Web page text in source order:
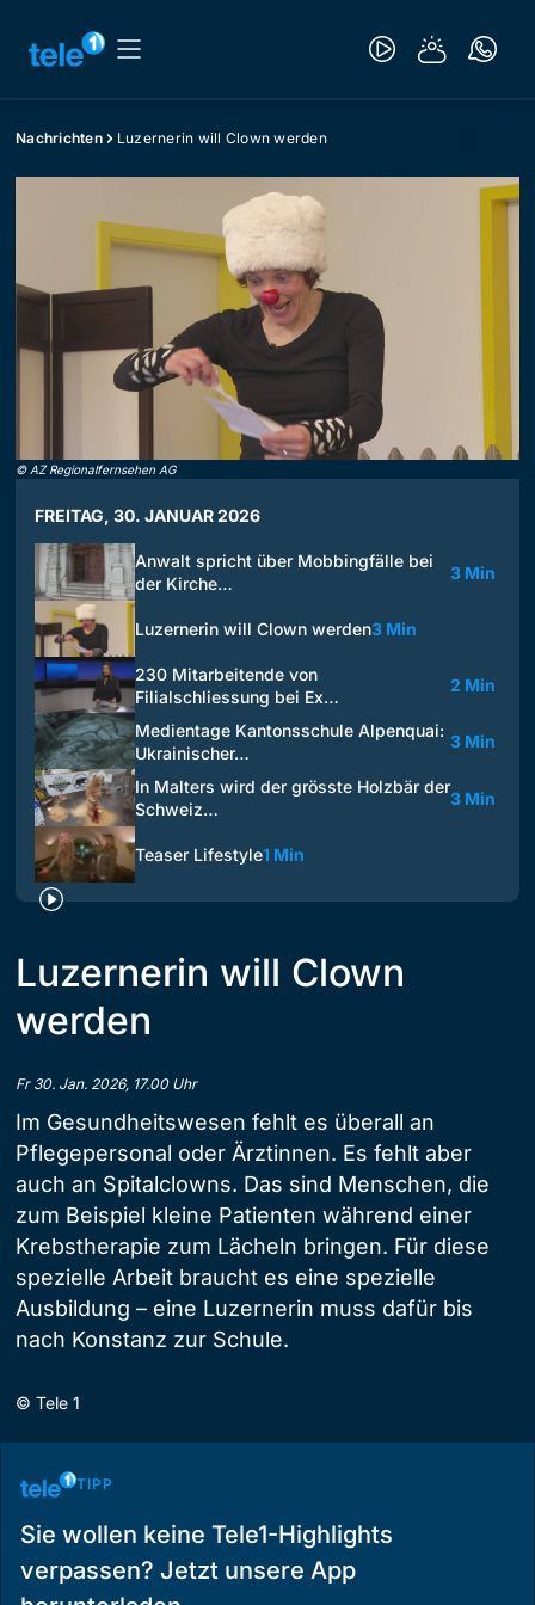
Nachrichten Luzernerin will Clown werden
© AZ Regionalfernsehen AG
FREITAG, 30. JANUAR 2026
Anwalt spricht über Mobbingfälle bei
der Kirche…
3 Min
Luzernerin will Clown werden3 Min
230 Mitarbeitende von
Filialschliessung bei Ex…
2 Min
Medientage Kantonsschule Alpenquai:
Ukrainischer…
3 Min
In Malters wird der grösste Holzbär der
Schweiz…
3 Min
Teaser Lifestyle1 Min
Luzernerin will Clown
werden
Fr 30. Jan. 2026, 17.00 Uhr
Im Gesundheitswesen fehlt es überall an
Pflegepersonal oder Ärztinnen. Es fehlt aber
auch an Spitalclowns. Das sind Menschen, die
zum Beispiel kleine Patienten während einer
Krebstherapie zum Lächeln bringen. Für diese
spezielle Arbeit braucht es eine spezielle
Ausbildung – eine Luzernerin muss dafür bis
nach Konstanz zur Schule.
© Tele 1
TIPP
Sie wollen keine Tele1-Highlights
verpassen? Jetzt unsere App